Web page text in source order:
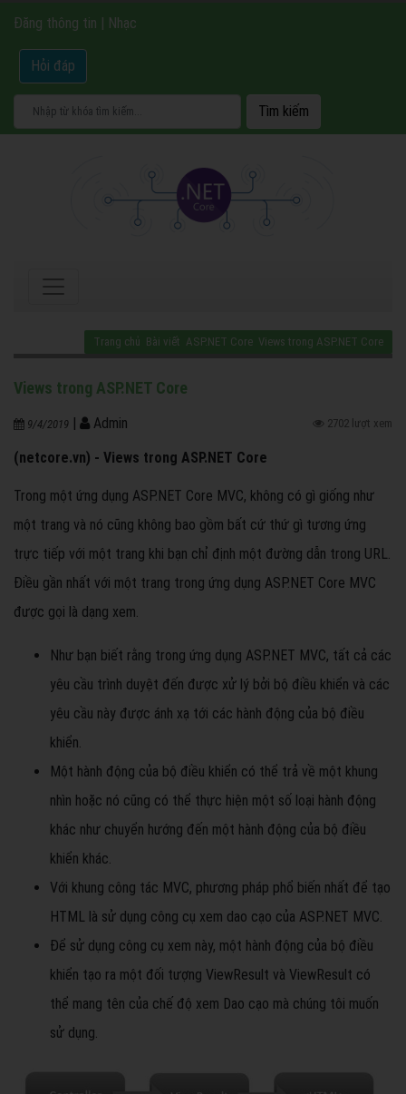
Đăng thông tin | Nhạc
Hỏi đáp
Trang chủ Bài viết ASP.NET Core Views trong ASP.NET Core
Views trong ASP.NET Core
9/4/2019 | Admin 2702 lượt xem
(netcore.vn) - Views trong ASP.NET Core
Trong một ứng dụng ASP.NET Core MVC, không có gì giống như
một trang và nó cũng không bao gồm bất cứ thứ gì tương ứng
trực tiếp với một trang khi bạn chỉ định một đường dẫn trong URL.
Điều gần nhất với một trang trong ứng dụng ASP.NET Core MVC
được gọi là dạng xem.
Như bạn biết rằng trong ứng dụng ASP.NET MVC, tất cả các
yêu cầu trình duyệt đến được xử lý bởi bộ điều khiển và các
yêu cầu này được ánh xạ tới các hành động của bộ điều
khiển.
Một hành động của bộ điều khiển có thể trả về một khung
nhìn hoặc nó cũng có thể thực hiện một số loại hành động
khác như chuyển hướng đến một hành động của bộ điều
khiển khác.
Với khung công tác MVC, phương pháp phổ biến nhất để tạo
HTML là sử dụng công cụ xem dao cạo của ASP.NET MVC.
Để sử dụng công cụ xem này, một hành động của bộ điều
khiển tạo ra một đối tượng ViewResult và ViewResult có
thể mang tên của chế độ xem Dao cạo mà chúng tôi muốn
sử dụng.